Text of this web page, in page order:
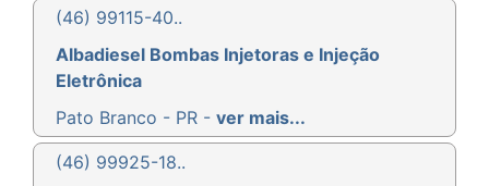
(46) 99115-40..
Albadiesel Bombas Injetoras e Injeção
Eletrônica
Pato Branco - PR - ver mais...
(46) 99925-18..